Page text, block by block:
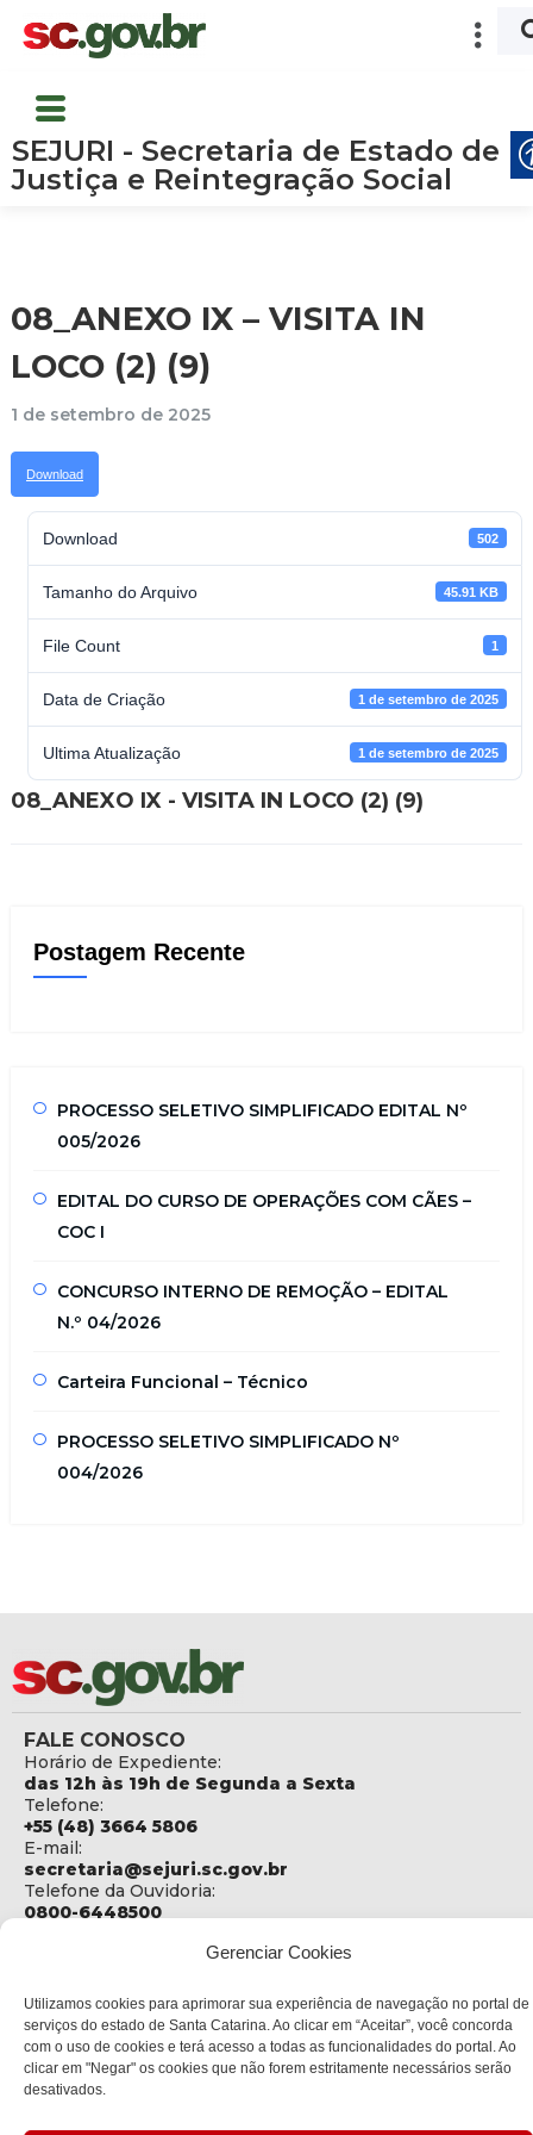
Gerenciar Cookies
Utilizamos cookies para aprimorar sua experiência de navegação no portal de
serviços do estado de Santa Catarina. Ao clicar em “Aceitar”, você concorda
com o uso de cookies e terá acesso a todas as funcionalidades do portal. Ao
clicar em "Negar" os cookies que não forem estritamente necessários serão
desativados.
SEJURI - Secretaria de Estado de
Justiça e Reintegração Social
08_ANEXO IX – VISITA IN
LOCO (2) (9)
1 de setembro de 2025
Download
Download 502
Tamanho do Arquivo 45.91 KB
File Count 1
Data de Criação 1 de setembro de 2025
Ultima Atualização 1 de setembro de 2025
08_ANEXO IX - VISITA IN LOCO (2) (9)
Postagem Recente
PROCESSO SELETIVO SIMPLIFICADO EDITAL Nº
005/2026
EDITAL DO CURSO DE OPERAÇÕES COM CÃES –
COC I
CONCURSO INTERNO DE REMOÇÃO – EDITAL
N.º 04/2026
Carteira Funcional – Técnico
PROCESSO SELETIVO SIMPLIFICADO Nº
004/2026
FALE CONOSCO
Horário de Expediente:
das 12h às 19h de Segunda a Sexta
Telefone:
+55 (48) 3664 5806
E-mail:
secretaria@sejuri.sc.gov.br
Telefone da Ouvidoria:
0800-6448500
Social
Rua Fúlvio Aducci, 1214 - Loja 06
Bairro:
Estreito - Florianópolis - SC
88075-000